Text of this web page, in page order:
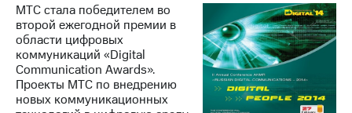
МТС стала победителем во
второй ежегодной премии в
области цифровых
коммуникаций «Digital
Communication Awards».
Проекты МТС по внедрению
новых коммуникационных